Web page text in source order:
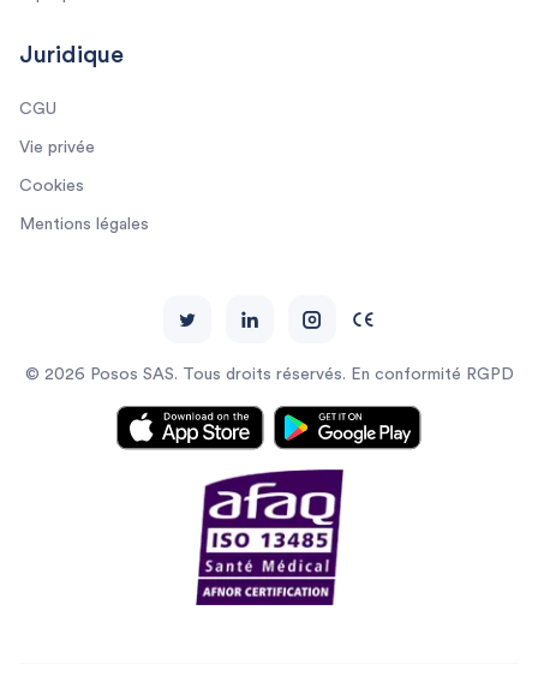
© 2026 Posos SAS. Tous droits réservés. En conformité RGPD
Juridique
CGU
Vie privée
Cookies
Mentions légales